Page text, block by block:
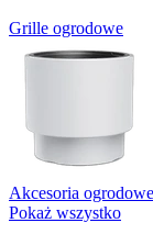
Grille ogrodowe
Akcesoria ogrodowe
Pokaż wszystko